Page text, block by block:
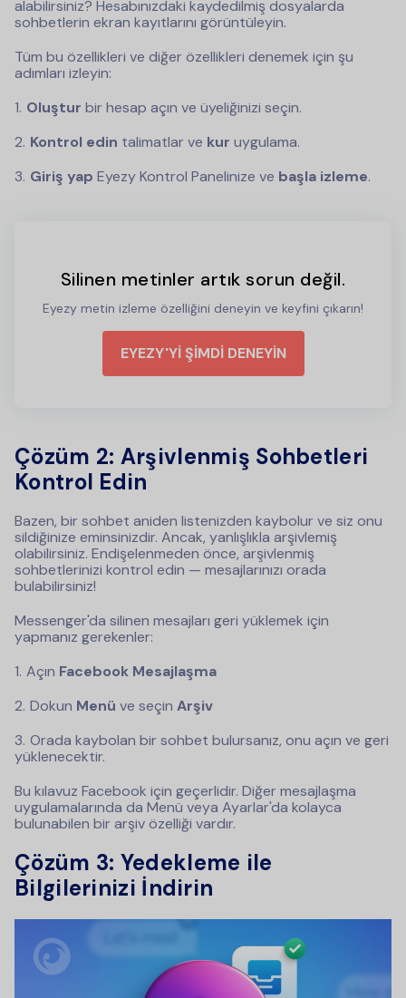
alabilirsiniz? Hesabınızdaki kaydedilmiş dosyalarda
sohbetlerin ekran kayıtlarını görüntüleyin.
Tüm bu özellikleri ve diğer özellikleri denemek için şu
adımları izleyin:
Oluştur bir hesap açın ve üyeliğinizi seçin.
Kontrol edin talimatlar ve kur uygulama.
Giriş yap Eyezy Kontrol Panelinize ve başla izleme.
Silinen metinler artık sorun değil.
Eyezy metin izleme özelliğini deneyin ve keyfini çıkarın!
EYEZY'Yİ ŞİMDİ DENEYİN
Çözüm 2: Arşivlenmiş Sohbetleri
Kontrol Edin
Bazen, bir sohbet aniden listenizden kaybolur ve siz onu
sildiğinize eminsinizdir. Ancak, yanlışlıkla arşivlemiş
olabilirsiniz. Endişelenmeden önce, arşivlenmiş
sohbetlerinizi kontrol edin — mesajlarınızı orada
bulabilirsiniz!
Messenger'da silinen mesajları geri yüklemek için
yapmanız gerekenler:
Açın Facebook Mesajlaşma
Dokun Menü ve seçin Arşiv
Orada kaybolan bir sohbet bulursanız, onu açın ve geri
yüklenecektir.
Bu kılavuz Facebook için geçerlidir. Diğer mesajlaşma
uygulamalarında da Menü veya Ayarlar'da kolayca
bulunabilen bir arşiv özelliği vardır.
Çözüm 3: Yedekleme ile
Bilgilerinizi İndirin